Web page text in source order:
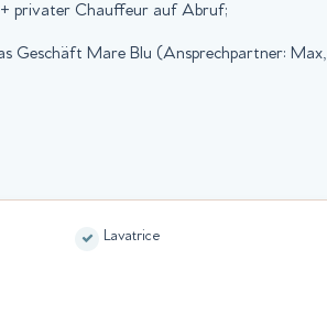
+ privater Chauffeur auf Abruf;
Geschäft Mare Blu (Ansprechpartner: Max,
Lavatrice